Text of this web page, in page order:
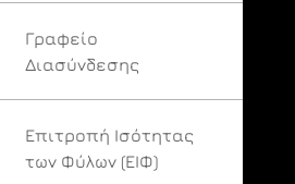
Γραφείο
Διασύνδεσης
Επιτροπή Ισότητας
των Φύλων (ΕΙΦ)